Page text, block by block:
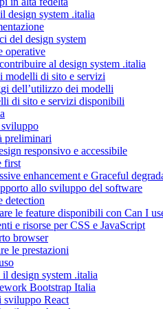
design system .italia
del design system
operative
al design system .italia
modelli di sito e servizi
dell’utilizzo dei modelli
di sito e servizi disponibili
preliminari
responsivo e accessibile
first
enhancement e Graceful
allo sviluppo del software
detection
le feature disponibili con Can I
e risorse per CSS e JavaScript
browser
le prestazioni
design system .italia
Bootstrap Italia
React